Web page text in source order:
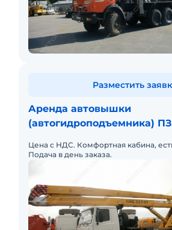
Аренда автовышки
(автогидроподъемника)
Цена с НДС. Комфортная кабина,
Подача в день заказа.
Разместить